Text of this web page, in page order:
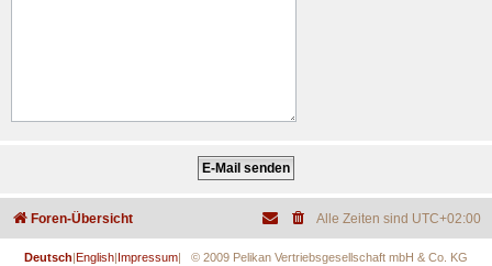
Foren-Übersicht Alle Zeiten sind UTC+02:00
Deutsch|English|Impressum| © 2009 Pelikan Vertriebsgesellschaft mbH & Co. KG